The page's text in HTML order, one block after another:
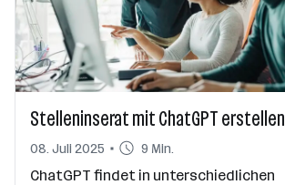
Stelleninserat mit ChatGPT erstellen
08. Juli 2025 9 Min.
ChatGPT findet in unterschiedlichen